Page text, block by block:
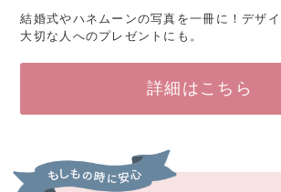
結婚式やハネムーンの写真を一冊に！デザイ
大切な人へのプレゼントにも。
詳細はこちら